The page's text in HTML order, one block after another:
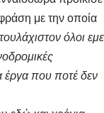
με την οποία
όλοι
έργα που ποτέ δεν